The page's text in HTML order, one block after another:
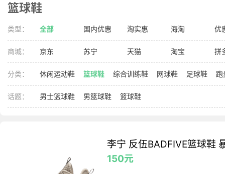
篮球鞋
类型： 全部 国内优惠 淘实惠 海淘 优
商城： 京东 苏宁 天猫 淘宝 拼
分类： 休闲运动鞋 篮球鞋 综合训练鞋 网球鞋 足球鞋 跑
话题： 男士篮球鞋 男篮球鞋 篮球鞋
李宁 反伍BADFIVE篮球鞋
150元